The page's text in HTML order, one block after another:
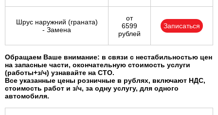
Шрус наружний (граната)
- Замена
от
6599
рублей
Записаться
Обращаем Ваше внимание: в связи с нестабильностью цен
на запасные части, окончательную стоимость услуги
(работы+з/ч) узнавайте на СТО.
Все указанные цены розничные в рублях, включают НДС,
стоимость работ и з/ч, за одну услугу, для одного
автомобиля.